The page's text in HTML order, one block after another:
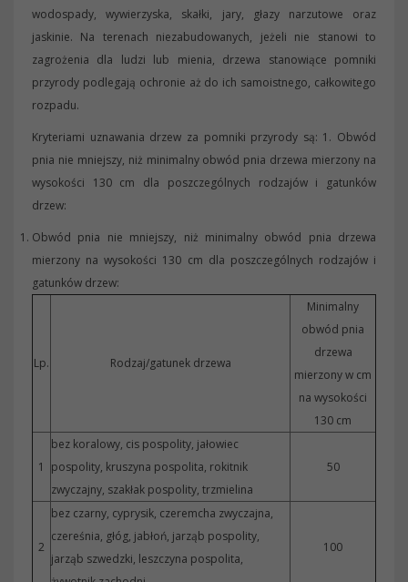
wodospady, wywierzyska, skałki, jary, głazy narzutowe oraz
jaskinie. Na terenach niezabudowanych, jeżeli nie stanowi to
zagrożenia dla ludzi lub mienia, drzewa stanowiące pomniki
przyrody podlegają ochronie aż do ich samoistnego, całkowitego
rozpadu.
Kryteriami uznawania drzew za pomniki przyrody są: 1. Obwód
pnia nie mniejszy, niż minimalny obwód pnia drzewa mierzony na
wysokości 130 cm dla poszczególnych rodzajów i gatunków
drzew:
Obwód pnia nie mniejszy, niż minimalny obwód pnia drzewa
mierzony na wysokości 130 cm dla poszczególnych rodzajów i
gatunków drzew:
Lp. Rodzaj/gatunek drzewa
Minimalny
obwód pnia
drzewa
mierzony w cm
na wysokości
130 cm
1
bez koralowy, cis pospolity, jałowiec
pospolity, kruszyna pospolita, rokitnik
zwyczajny, szakłak pospolity, trzmielina
50
2
bez czarny, cyprysik, czeremcha zwyczajna,
czereśnia, głóg, jabłoń, jarząb pospolity,
jarząb szwedzki, leszczyna pospolita,
100